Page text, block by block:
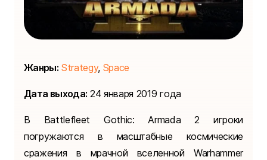
Жанры: Strategy, Space
Дата выхода: 24 января 2019 года
В Battlefleet Gothic: Armada 2 игроки
погружаются в масштабные космические
сражения в мрачной вселенной Warhammer